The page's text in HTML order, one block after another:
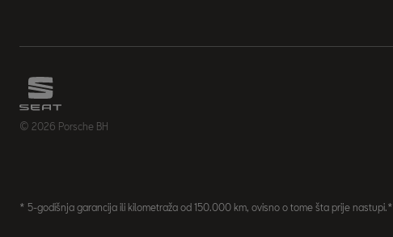
© 2026 Porsche BH
* 5-godišnja garancija ili kilometraža od 150.000 km, ovisno o tome šta prije nastupi.*